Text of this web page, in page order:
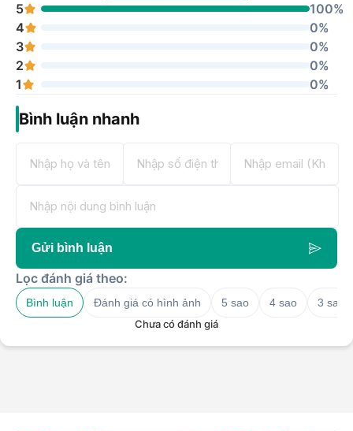
5
100%
4
0%
3
0%
2
0%
1
0%
Bình luận nhanh
Gửi bình luận
Lọc đánh giá theo:
Bình luận Đánh giá có hình ảnh 5 sao 4 sao
3 sao
Chưa có đánh giá